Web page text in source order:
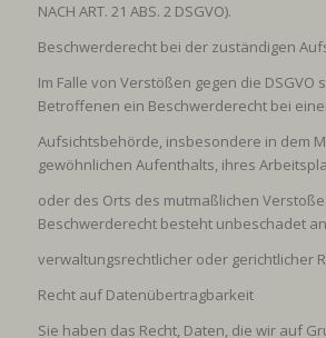
NACH ART. 21 ABS. 2 DSGVO).
Beschwerderecht bei der zuständigen
Im Falle von Verstößen gegen die DSGVO
Betroffenen ein Beschwerderecht bei
Aufsichtsbehörde, insbesondere in dem
gewöhnlichen Aufenthalts, ihres
oder des Orts des mutmaßlichen
Beschwerderecht besteht unbeschadet
verwaltungsrechtlicher oder gerichtlicher
Recht auf Datenübertragbarkeit
Sie haben das Recht, Daten, die wir auf